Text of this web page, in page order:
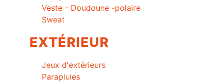
Veste - Doudoune -polaire
Sweat
EXTÉRIEUR
Jeux d'extérieurs
Parapluies